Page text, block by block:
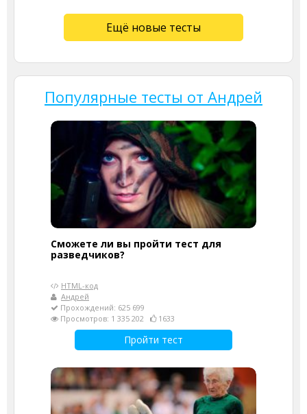
Ещё новые тесты
Популярные тесты от Андрей
Сможете ли вы пройти тест для
разведчиков?
HTML-код
Андрей
Прохождений: 625 699
Просмотров: 1 335 202
1633
Пройти тест